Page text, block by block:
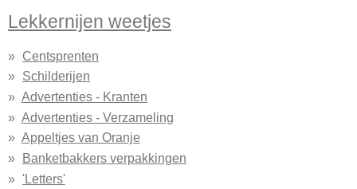
Lekkernijen weetjes
Centsprenten
Schilderijen
Advertenties - Kranten
Advertenties - Verzameling
Appeltjes van Oranje
Banketbakkers verpakkingen
'Letters'